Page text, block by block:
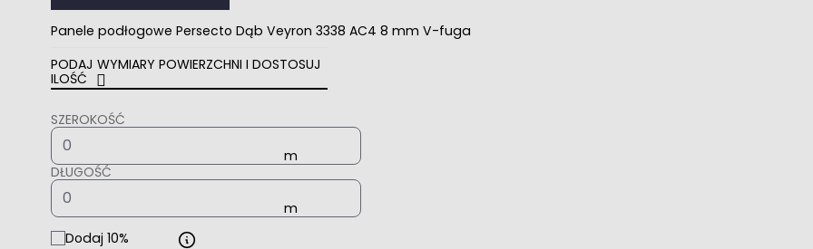
Panele podłogowe Persecto Dąb Veyron 3338 AC4 8 mm V-fuga
PODAJ WYMIARY POWIERZCHNI I DOSTOSUJ
ILOŚĆ
SZEROKOŚĆ
DŁUGOŚĆ
Dodaj 10%